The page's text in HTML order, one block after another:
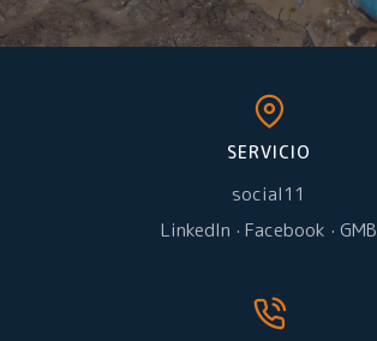
SERVICIO
social11
LinkedIn · Facebook · GMB